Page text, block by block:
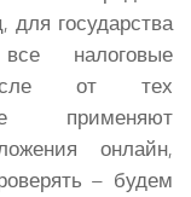
для государства
налоговые
от тех
применяют
онлайн,
– будем